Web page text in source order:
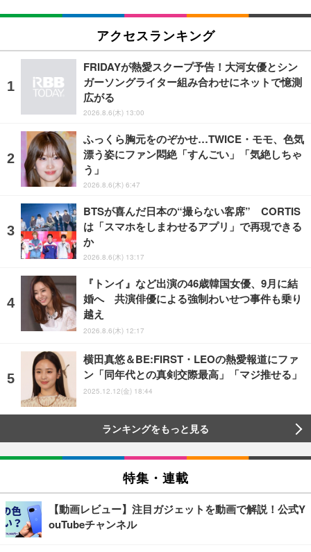
アクセスランキング
FRIDAYが熱愛スクープ予告！大河女優とシン
ガーソングライター組み合わせにネットで憶測
広がる
2026.8.6(木) 13:00
ふっくら胸元をのぞかせ…TWICE・モモ、色気
漂う姿にファン悶絶「すんごい」「気絶しちゃ
う」
2026.8.6(木) 6:47
BTSが喜んだ日本の“撮らない客席” CORTIS
は「スマホをしまわせるアプリ」で再現できる
か
2026.8.6(木) 13:17
『トンイ』など出演の46歳韓国女優、9月に結
婚へ 共演俳優による強制わいせつ事件も乗り
越え
2026.8.6(木) 12:17
横田真悠＆BE:FIRST・LEOの熱愛報道にファ
ン「同年代との真剣交際最高」「マジ推せる」
2025.12.12(金) 18:44
ランキングをもっと見る
特集・連載
【動画レビュー】注目ガジェットを動画で解説！公式Y
ouTubeチャンネル